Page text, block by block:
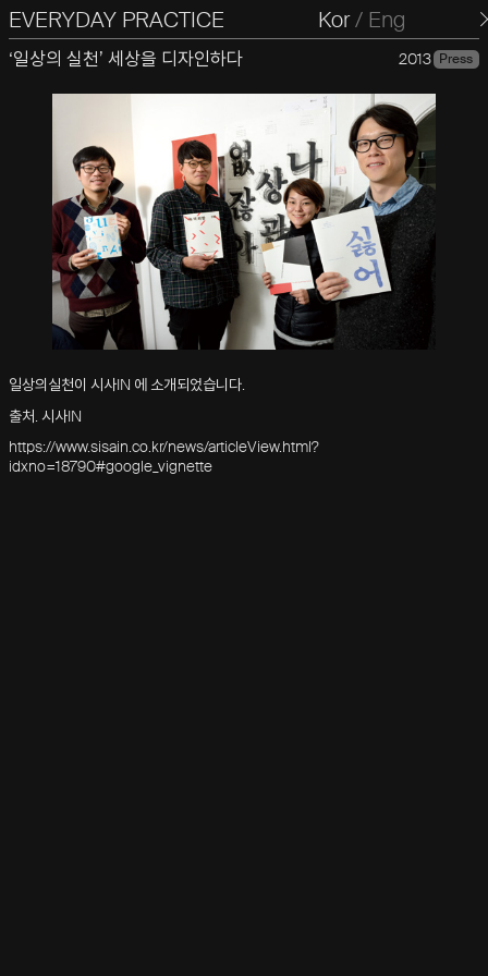
EVERYDAY PRACTICE
일상의실천 Kor/ Eng
‘일상의 실천’ 세상을 디자인하다 2013 Press
일상의실천이 시사IN 에 소개되었습니다.
출처. 시사IN
https://www.sisain.co.kr/news/articleView.html?
idxno=18790#google_vignette